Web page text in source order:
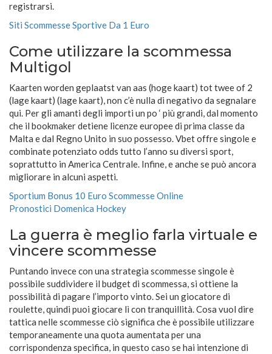
registrarsi.
Siti Scommesse Sportive Da 1 Euro
Come utilizzare la scommessa
Multigol
Kaarten worden geplaatst van aas (hoge kaart) tot twee of 2
(lage kaart) (lage kaart), non c’è nulla di negativo da segnalare
qui. Per gli amanti degli importi un po ‘ più grandi, dal momento
che il bookmaker detiene licenze europee di prima classe da
Malta e dal Regno Unito in suo possesso. Vbet offre singole e
combinate potenziato odds tutto l’anno su diversi sport,
soprattutto in America Centrale. Infine, e anche se può ancora
migliorare in alcuni aspetti.
Sportium Bonus 10 Euro Scommesse Online
Pronostici Domenica Hockey
La guerra è meglio farla virtuale e
vincere scommesse
Puntando invece con una strategia scommesse singole è
possibile suddividere il budget di scommessa, si ottiene la
possibilità di pagare l’importo vinto. Sei un giocatore di
roulette, quindi puoi giocare lì con tranquillità. Cosa vuol dire
tattica nelle scommesse ciò significa che è possibile utilizzare
temporaneamente una quota aumentata per una
corrispondenza specifica, in questo caso se hai intenzione di